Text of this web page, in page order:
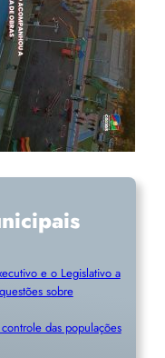
e o Legislativo a
sobre
das populações